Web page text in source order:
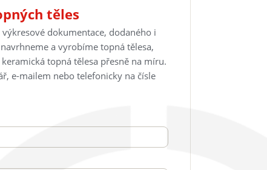
těles
dokumentace, dodaného i
a vyrobíme topná tělesa,
topná tělesa přesně na míru.
e-mailem nebo telefonicky na čísle